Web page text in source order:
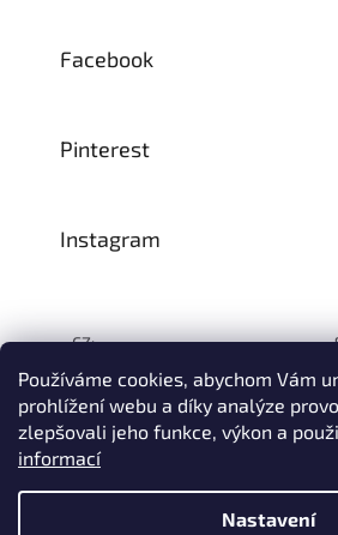
Používáme cookies, abychom Vám
prohlížení webu a díky analýze
zlepšovali jeho funkce, výkon a
informací
Nastavení
Na přelomu července a srpna může dojít k
Facebook
Pinterest
Instagram
CZ:
Vytvořil
© 1993–2026INTEA SERVICE s.r.o.